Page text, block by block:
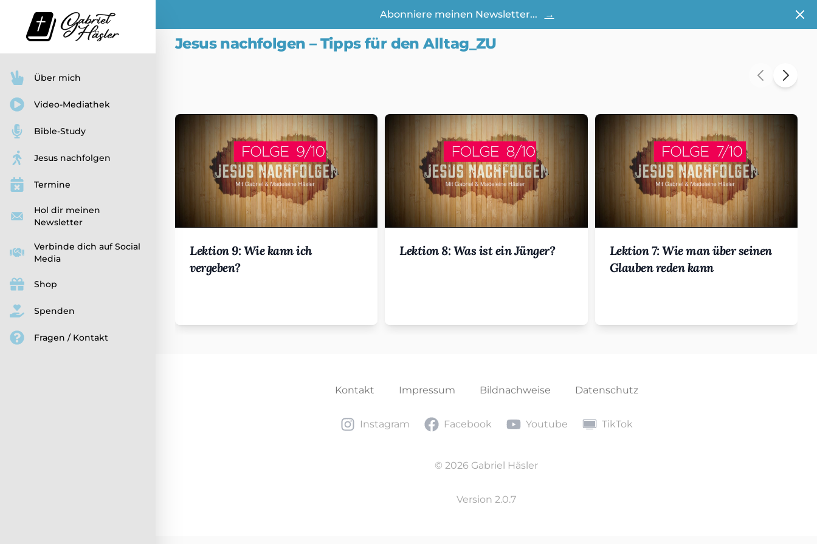
Abonniere meinen Newsletter... →
Jesus nachfolgen – Tipps für den Alltag_ZU
Lektion 9: Wie kann ich
vergeben?
Lektion 8: Was ist ein Jünger?
Lektion 7: Wie man über seinen
Glauben reden kann
Kontakt Impressum Bildnachweise Datenschutz
Instagram
Instagram Facebook
Facebook YoutubeYoutube TikTokTikTok
© 2026 Gabriel Häsler
Version 2.0.7
Über mich
Video-Mediathek
Bible-Study
Jesus nachfolgen
Termine
Hol dir meinen
Newsletter
Verbinde dich auf Social
Media
Shop
Spenden
Fragen / Kontakt